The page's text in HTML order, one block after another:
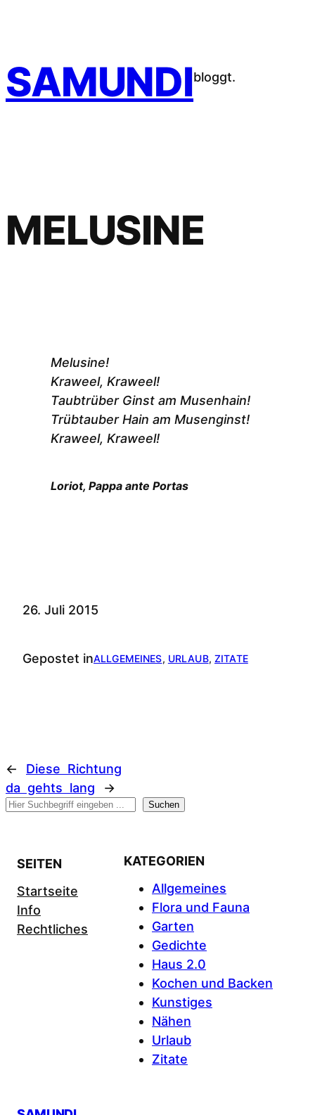
SAMUNDIbloggt.
MELUSINE
Melusine!
Kraweel, Kraweel!
Taubtrüber Ginst am Musenhain!
Trübtauber Hain am Musenginst!
Kraweel, Kraweel!
Loriot, Pappa ante Portas
26. Juli 2015
Gepostet inALLGEMEINES, URLAUB, ZITATE
←
Diese Richtung
da gehts lang
→
Suchen
Suchen
SEITEN
Startseite
Info
Rechtliches
KATEGORIEN
Allgemeines
Flora und Fauna
Garten
Gedichte
Haus 2.0
Kochen und Backen
Kunstiges
Nähen
Urlaub
Zitate